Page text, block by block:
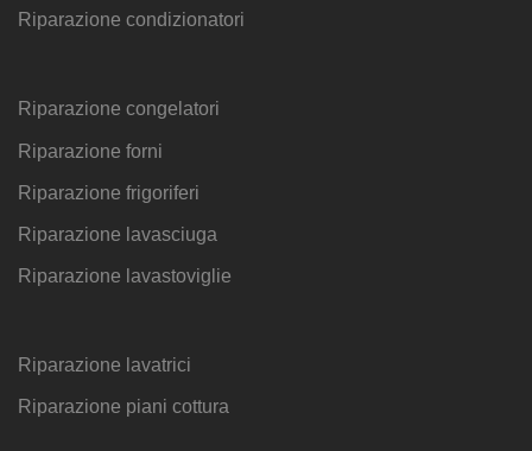
Riparazione condizionatori
Riparazione congelatori
Riparazione forni
Riparazione frigoriferi
Riparazione lavasciuga
Riparazione lavastoviglie
Riparazione lavatrici
Riparazione piani cottura